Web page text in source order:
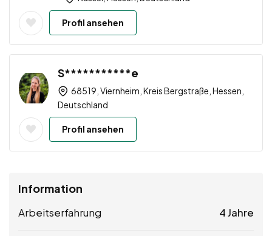
Profil ansehen
S***********e
68519, Viernheim, Kreis Bergstraße, Hessen,
Deutschland
Profil ansehen
Information
Arbeitserfahrung 4 Jahre